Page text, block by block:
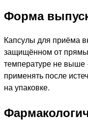
Форма
Капсулы для приёма
защищённом от
температуре не выше
применять после
на упаковке.